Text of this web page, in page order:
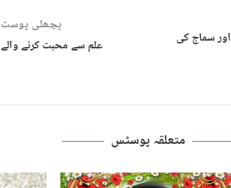
سماج کی
پچھلی پوسٹ
علم سے محبت کرنے والے
متعلقہ پوسٹس